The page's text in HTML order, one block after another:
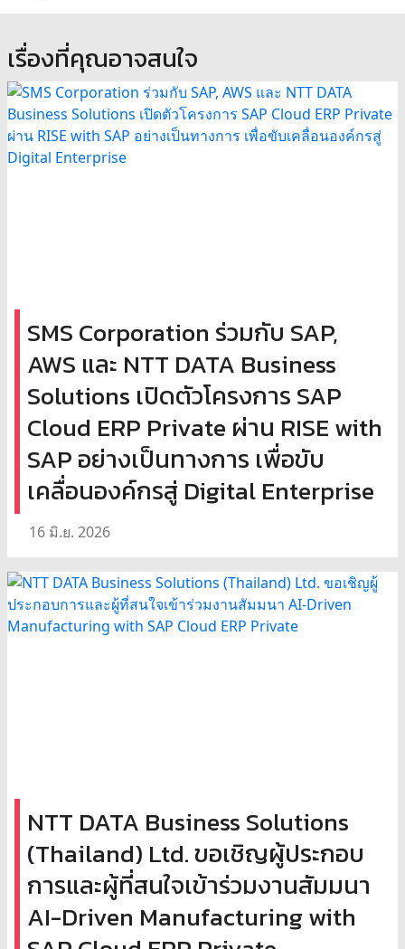
เรื่องที่คุณอาจสนใจ
SMS Corporation ร่วมกับ SAP,
AWS และ NTT DATA Business
Solutions เปิดตัวโครงการ SAP
Cloud ERP Private ผ่าน RISE with
SAP อย่างเป็นทางการ เพื่อขับ
เคลื่อนองค์กรสู่ Digital Enterprise
16 มิ.ย. 2026
NTT DATA Business Solutions
(Thailand) Ltd. ขอเชิญผู้ประกอบ
การและผู้ที่สนใจเข้าร่วมงานสัมมนา
AI-Driven Manufacturing with